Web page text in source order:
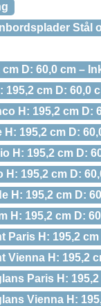
Stål
D: 60,0 cm –
cm D:
H: 195,2 cm
195,2 cm D:
H: 195,2 cm D:
195,2 cm D:
H: 195,2 cm D:
H: 195,2 cm D:
H: 195,2
H: 195,2
Paris H:
Vienna H: